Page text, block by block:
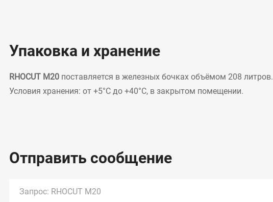
Упаковка и хранение
RHOCUT M20 поставляется в железных бочках объёмом 208 литров.
Условия хранения: от +5°C до +40°C, в закрытом помещении.
Отправить сообщение